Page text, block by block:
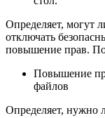
Определяет, могут
отключать
повышение прав.
Повышение
файлов
Определяет, нужно